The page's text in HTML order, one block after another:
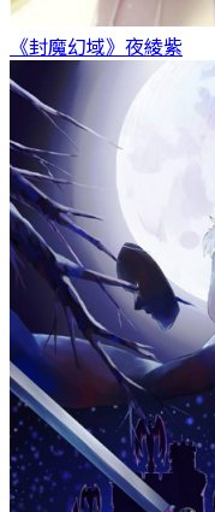
《封魔幻域》 夜綾紫